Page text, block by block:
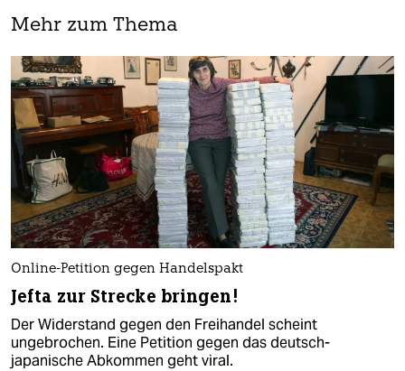
Mehr zum Thema
Online-Petition gegen Handelspakt
Jefta zur Strecke bringen!
Der Widerstand gegen den Freihandel scheint
ungebrochen. Eine Petition gegen das deutsch-
japanische Abkommen geht viral.